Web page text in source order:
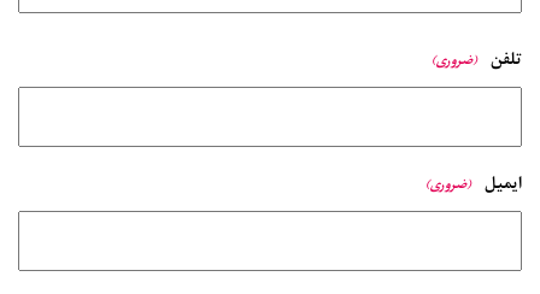
تلفن (ضروری)
ایمیل (ضروری)